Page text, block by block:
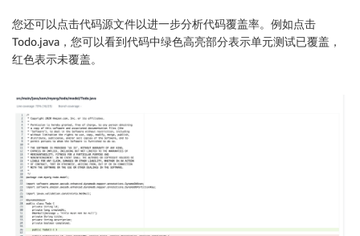
您还可以点击代码源文件以进一步分析代码覆盖率。例如点击
Todo.java，您可以看到代码中绿色高亮部分表示单元测试已覆盖，
红色表示未覆盖。